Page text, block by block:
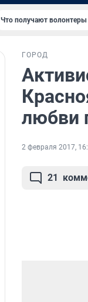
Что получают
ГОРОД
любви
2 февраля 2017,
21